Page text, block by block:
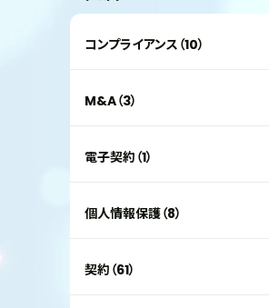
コンプライアンス（10）
M&A（3）
電子契約（1）
個人情報保護（8）
契約（61）